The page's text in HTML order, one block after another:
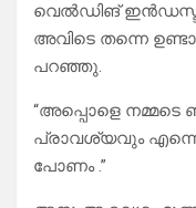
വെൽഡിങ്
അവിടെ തന്നെ
പറഞ്ഞു.
“അപ്പൊളെ നമ്മടെ
പ്രാവശ്യവും
പോണം .”